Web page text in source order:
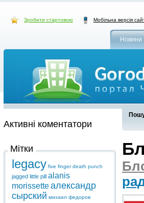
Зробити стартовою Мобільна версія
Новини
Активні коментатори
Мітки
legacy five finger death punch
jagged little pill alanis
morissetteалександр
сырский михаил федоров